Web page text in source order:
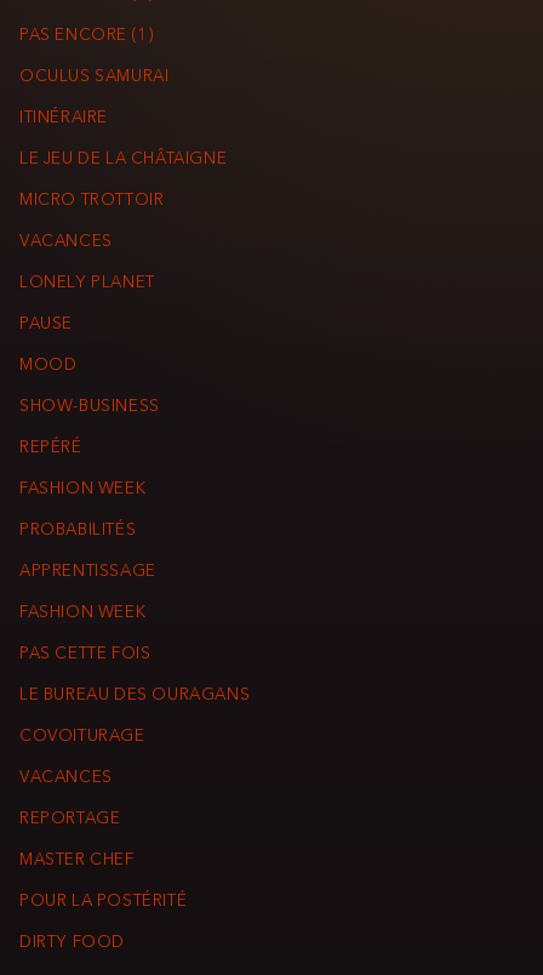
PAS ENCORE (1)
OCULUS SAMURAI
ITINÉRAIRE
LE JEU DE LA CHÂTAIGNE
MICRO TROTTOIR
VACANCES
LONELY PLANET
PAUSE
MOOD
SHOW-BUSINESS
REPÉRÉ
FASHION WEEK
PROBABILITÉS
APPRENTISSAGE
FASHION WEEK
PAS CETTE FOIS
LE BUREAU DES OURAGANS
COVOITURAGE
VACANCES
REPORTAGE
MASTER CHEF
POUR LA POSTÉRITÉ
DIRTY FOOD